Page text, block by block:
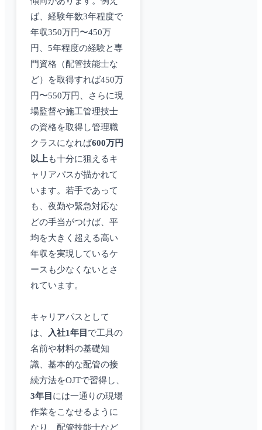
ば、経験年数3年程度で
年収350万円〜450万
円、5年程度の経験と専
門資格（配管技能士な
ど）を取得すれば450万
円〜550万円、さらに現
場監督や施工管理技士
の資格を取得し管理職
クラスになれば600万円
以上 も十分に狙えるキ
ャリアパスが描かれて
います。若手であって
も、夜勤や緊急対応な
どの手当がつけば、平
均を大きく超える高い
年収を実現しているケ
ースも少なくないとさ
れています。
キャリアパスとして
は、
入社1年目 で工具の
名前や材料の基礎知
識、基本的な配管の接
続方法をOJTで習得し、
3年目 には一通りの現場
作業をこなせるように
なり、配管技能士など